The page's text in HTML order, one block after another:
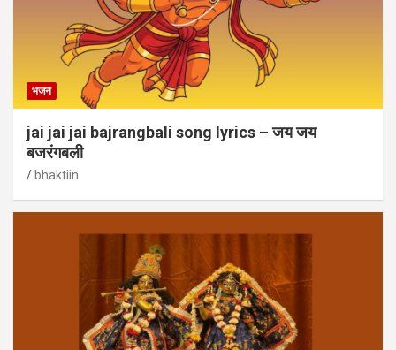
भजन
jai jai jai bajrangbali song lyrics – जय जय
बजरंगबली
bhaktiin